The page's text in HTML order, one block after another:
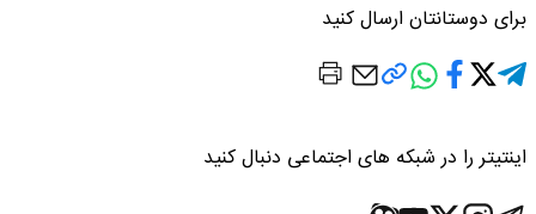
برای دوستانتان ارسال کنید
اینتیتر را در شبکه های اجتماعی دنبال کنید